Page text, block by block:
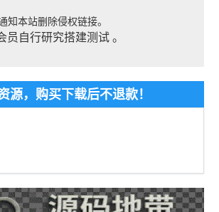
本站删除侵权链接。
员自行研究搭建测试 。
，购买下载后不退款！